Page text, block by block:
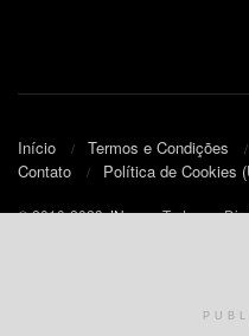
Início Termos e Condições
Contato
Política de Cookies
© 2010-2023JNews- Todos os